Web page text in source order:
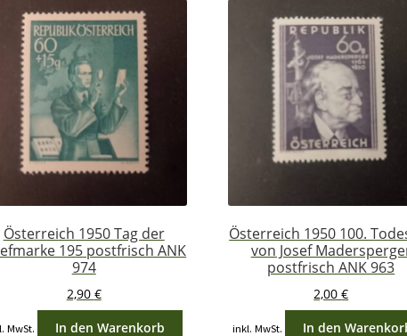
Österreich 1950 Tag der
195 postfrisch ANK
974
2,90 €
MwSt. In den Warenkorb
Österreich 1950 100.
von Josef
postfrisch ANK 963
2,00€
inkl. MwSt. In den